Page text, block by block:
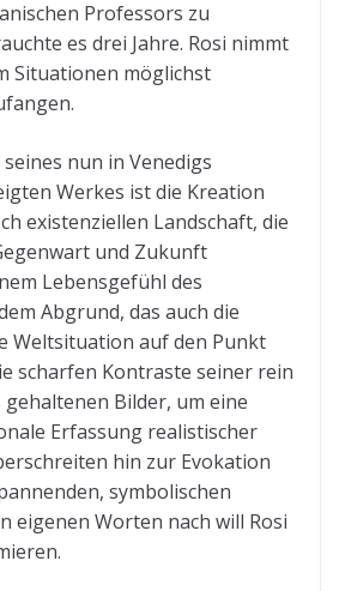
Professors zu
es drei Jahre. Rosi nimmt
Situationen möglichst
nun in Venedigs
Werkes ist die Kreation
existenziellen Landschaft, die
und Zukunft
Lebensgefühl des
Abgrund, das auch die
Weltsituation auf den Punkt
scharfen Kontraste seiner rein
gehaltenen Bilder, um eine
Erfassung realistischer
hin zur Evokation
symbolischen
eigenen Worten nach will Rosi